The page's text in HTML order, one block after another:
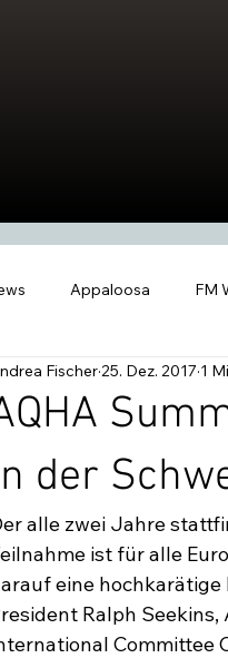
Appaloosa FM
Wissen Swiss Western
Extreme Trail Western
Medieninfo
der
Fischer 25. Dez. 2017 1
alle zwei Jahre
ist für alle
eine
Ralph
Committee